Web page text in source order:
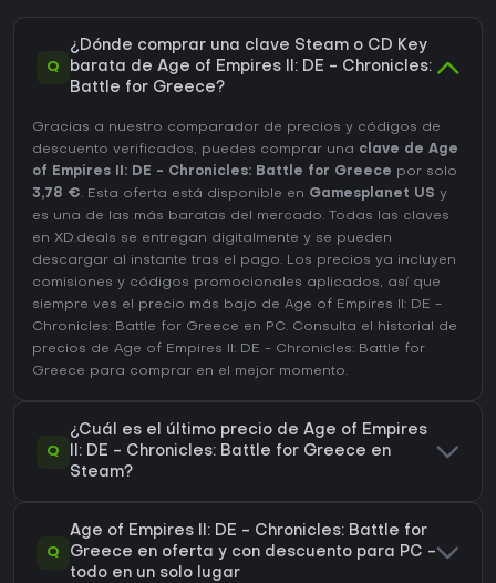
Q
¿Dónde comprar una clave Steam o CD Key
barata de Age of Empires II: DE - Chronicles:
Battle for Greece?
Gracias a nuestro comparador de precios y códigos de
descuento verificados, puedes comprar una clave de Age
of Empires II: DE - Chronicles: Battle for Greece por solo
3,78 €. Esta oferta está disponible en Gamesplanet US y
es una de las más baratas del mercado. Todas las claves
en XD.deals se entregan digitalmente y se pueden
descargar al instante tras el pago. Los precios ya incluyen
comisiones y códigos promocionales aplicados, así que
siempre ves el precio más bajo de Age of Empires II: DE -
Chronicles: Battle for Greece en PC. Consulta el
historial de
precios de Age of Empires II: DE - Chronicles: Battle for
Greece para comprar en el mejor momento.
Q
¿Cuál es el último precio de Age of Empires
II: DE - Chronicles: Battle for Greece en
Steam?
Q
Age of Empires II: DE - Chronicles: Battle for
Greece en oferta y con descuento para PC -
todo en un solo lugar